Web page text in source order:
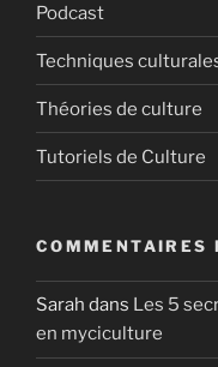
Podcast
Techniques
Théories de culture
Tutoriels de Culture
COMMENTAIRES
Sarah dans Les 5
en myciculture